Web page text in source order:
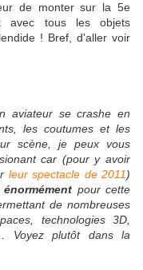
de monter sur la 5e
avec tous les objets
! Bref, d'aller voir
aviateur se crashe en
les coutumes et les
scène, je peux vous
car (pour y avoir
leur spectacle de 2011)
pour cette
de nombreuses
technologies 3D,
Voyez plutôt dans la